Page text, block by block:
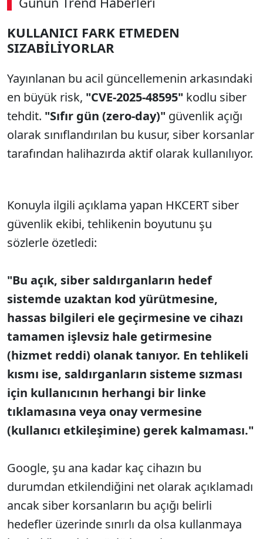
KULLANICI FARK ETMEDEN
SIZABİLİYORLAR
Yayınlanan bu acil güncellemenin arkasındaki
en büyük risk, "CVE-2025-48595" kodlu siber
tehdit. "Sıfır gün (zero-day)" güvenlik açığı
olarak sınıflandırılan bu kusur, siber korsanlar
tarafından halihazırda aktif olarak kullanılıyor.
Konuyla ilgili açıklama yapan HKCERT siber
güvenlik ekibi, tehlikenin boyutunu şu
sözlerle özetledi:
"Bu açık, siber saldırganların hedef
sistemde uzaktan kod yürütmesine,
hassas bilgileri ele geçirmesine ve cihazı
tamamen işlevsiz hale getirmesine
(hizmet reddi) olanak tanıyor. En tehlikeli
kısmı ise, saldırganların sisteme sızması
için kullanıcının herhangi bir linke
tıklamasına veya onay vermesine
(kullanıcı etkileşimine) gerek kalmaması."
Google, şu ana kadar kaç cihazın bu
durumdan etkilendiğini net olarak açıklamadı
ancak siber korsanların bu açığı belirli
hedefler üzerinde sınırlı da olsa kullanmaya